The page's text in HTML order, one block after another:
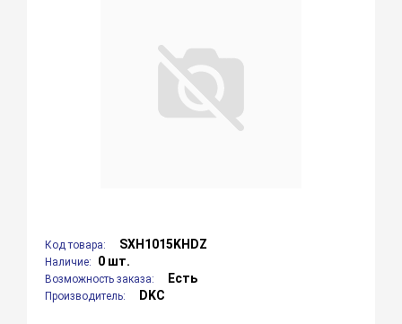
Код товара: SXH1015KHDZ
Наличие: 0 шт.
Возможность заказа: Есть
Производитель: DKC